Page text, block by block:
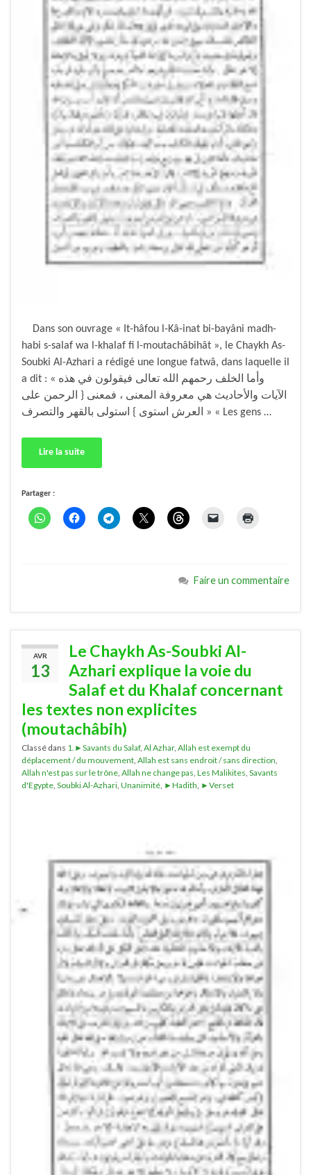
Dans son ouvrage « It-hâfou l-Kâ-inat bi-bayâni madh-
habi s-salaf wa l-khalaf fi l-moutachâbihât », le Chaykh As-
Soubki Al-Azhari a rédigé une longue fatwâ, dans laquelle il
a dit : « وأما الخلف رحمهم الله تعالى فيقولون في هذه
الآيات والأحاديث هي معروفة المعنى ، فمعنى { الرحمن على
العرش استوى } استولى بالقهر والتصرف » « Les gens …
Lire la suite
Partager :
Faire un commentaire
AVR
13
Le Chaykh As-Soubki Al-
Azhari explique la voie du
Salaf et du Khalaf concernant
les textes non explicites
(moutachâbih)
Classé dans 1.►Savants du Salaf, Al Azhar, Allah est exempt du
déplacement / du mouvement Allah est sans endroit / sans direction
Allah n'est pas sur le trône Allah ne change pas Les Malikites Savants
d'Egypte Soubki Al-Azhari Unanimité ►Hadith ►Verset